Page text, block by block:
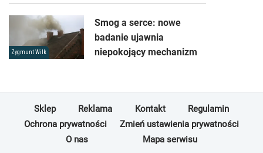
Zygmunt Wilk
Smog a serce: nowe
badanie ujawnia
niepokojący mechanizm
Sklep Reklama Kontakt
Regulamin
Ochrona prywatności
Zmień ustawienia prywatności
O nas
Mapa serwisu